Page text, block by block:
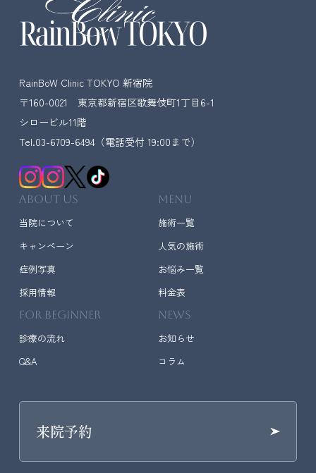
RainBoW Clinic TOKYO 新宿院
〒160-0021 東京都新宿区歌舞伎町1丁目6-1
シロービル11階
Tel.03-6709-6494（電話受付 19:00まで）
ABOUT US
当院について
キャンペーン
症例写真
採用情報
MENU
施術一覧
人気の施術
お悩み一覧
料金表
FOR BEGINNER
診療の流れ
Q&A
NEWS
お知らせ
コラム
来院予約